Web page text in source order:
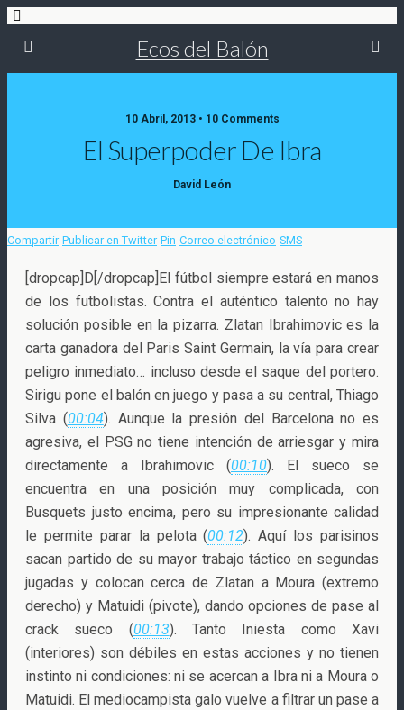
Ecos del Balón
10 Abril, 2013 • 10 Comments
El Superpoder De Ibra
David León
Compartir Publicar en Twitter Pin Correo electrónico SMS
[dropcap]D[/dropcap]El fútbol siempre estará en manos
de los futbolistas. Contra el auténtico talento no hay
solución posible en la pizarra. Zlatan Ibrahimovic es la
carta ganadora del Paris Saint Germain, la vía para crear
peligro inmediato… incluso desde el saque del portero.
Sirigu pone el balón en juego y pasa a su central, Thiago
Silva (00:04). Aunque la presión del Barcelona no es
agresiva, el PSG no tiene intención de arriesgar y mira
directamente a Ibrahimovic (00:10). El sueco se
encuentra en una posición muy complicada, con
Busquets justo encima, pero su impresionante calidad
le permite parar la pelota (00:12). Aquí los parisinos
sacan partido de su mayor trabajo táctico en segundas
jugadas y colocan cerca de Zlatan a Moura (extremo
derecho) y Matuidi (pivote), dando opciones de pase al
crack sueco (00:13). Tanto Iniesta como Xavi
(interiores) son débiles en estas acciones y no tienen
instinto ni condiciones: ni se acercan a Ibra ni a Moura o
Matuidi. El mediocampista galo vuelve a filtrar un pase a